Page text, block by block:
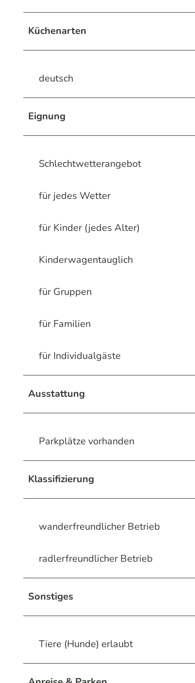
Küchenarten
deutsch
Eignung
Schlechtwetterangebot
für jedes Wetter
für Kinder (jedes Alter)
Kinderwagentauglich
für Gruppen
für Familien
für Individualgäste
Ausstattung
Parkplätze vorhanden
Klassifizierung
wanderfreundlicher Betrieb
radlerfreundlicher Betrieb
Sonstiges
Tiere (Hunde) erlaubt